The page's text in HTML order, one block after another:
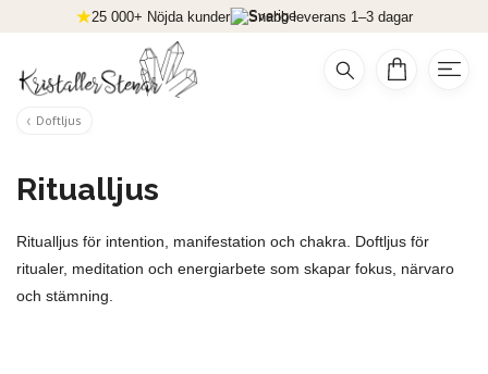
25 000+ Nöjda kunder Snabb leverans 1–3 dagar
Doftljus
Ritualljus
Ritualljus för intention, manifestation och chakra. Doftljus för
ritualer, meditation och energiarbete som skapar fokus, närvaro
och stämning.